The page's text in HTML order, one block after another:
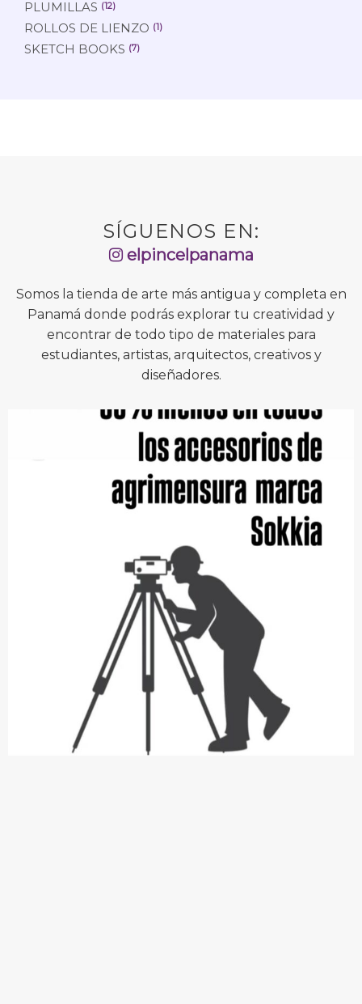
PLUMILLAS (12)
ROLLOS DE LIENZO (1)
SKETCH BOOKS (7)
SÍGUENOS EN:
elpincelpanama
Somos la tienda de arte más antigua y completa en
Panamá donde podrás explorar tu creatividad y
encontrar de todo tipo de materiales para
estudiantes, artistas, arquitectos, creativos y
diseñadores.